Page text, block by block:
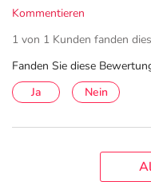
Kommentieren
1 von 1 Kunden fanden
Fanden Sie diese
Ja
Nein